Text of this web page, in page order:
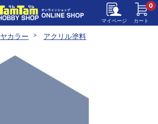
マイページ カート
0
カラー アクリル塗料